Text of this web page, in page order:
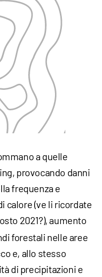
a quelle
provocando danni
frequenza e
calore (ve li ricordate
2021?), aumento
forestali nelle aree
e, allo stesso
di precipitazioni e